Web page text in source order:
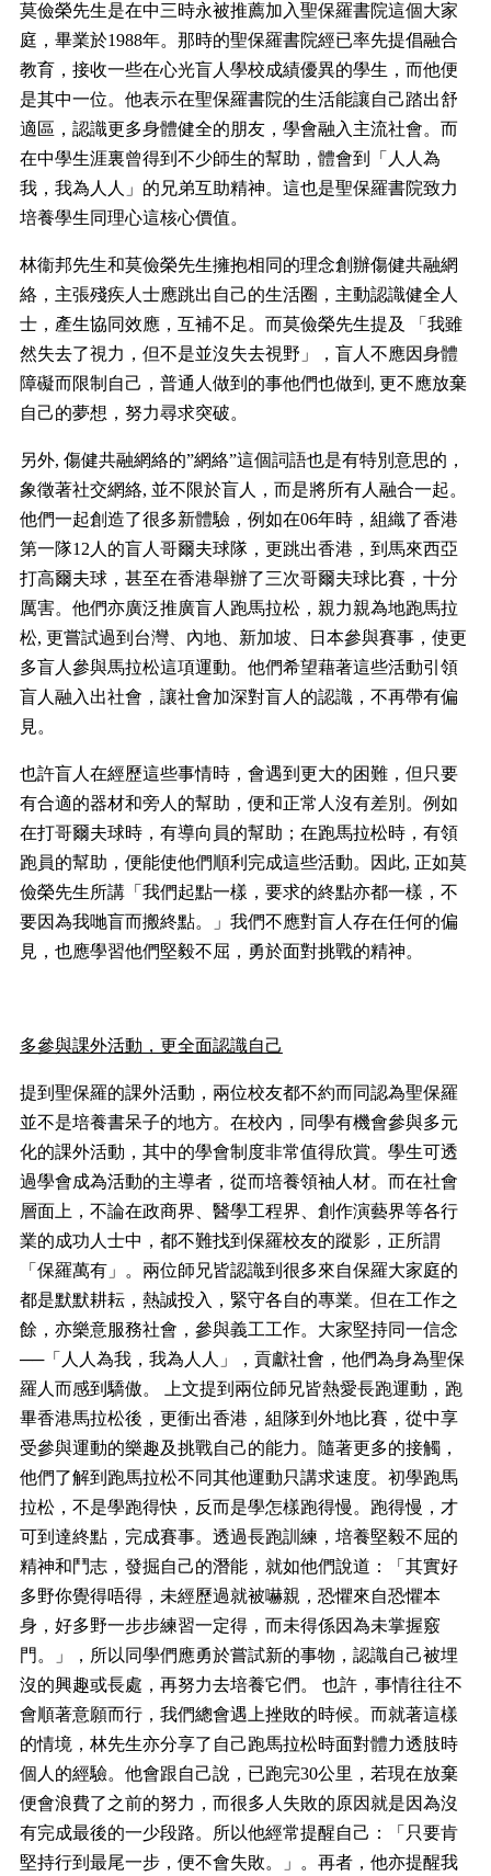
莫儉榮先生是在中三時永被推薦加入聖保羅書院這個大家
庭，畢業於1988年。那時的聖保羅書院經已率先提倡融合
教育，接收一些在心光盲人學校成績優異的學生，而他便
是其中一位。他表示在聖保羅書院的生活能讓自己踏出舒
適區，認識更多身體健全的朋友，學會融入主流社會。而
在中學生涯裏曾得到不少師生的幫助，體會到「人人為
我，我為人人」的兄弟互助精神。這也是聖保羅書院致力
培養學生同理心這核心價值。
林衞邦先生和莫儉榮先生擁抱相同的理念創辦傷健共融網
絡，主張殘疾人士應跳出自己的生活圈，主動認識健全人
士，產生協同效應，互補不足。而莫儉榮先生提及
「我雖
然失去了視力，但不是並沒失去視野」，盲人不應因身體
障礙而限制自己，普通人做到的事他們也做到 , 更不應放棄
自己的夢想，努力尋求突破。
另外, 傷健共融網絡的”網絡”這個詞語也是有特別意思的，
象徵著社交網絡, 並不限於盲人，而是將所有人融合一起。
他們一起創造了很多新體驗，例如在06年時，組織了香港
第一隊12 人的盲人哥爾夫球隊，更跳出香港，到馬來西亞
打高爾夫球，甚至在香港舉辦了三次哥爾夫球比賽，十分
厲害。他們亦廣泛推廣盲人跑馬拉松，親力親為地跑馬拉
松, 更嘗試過到台灣、內地、新加坡、日本參與賽事，使更
多盲人參與馬拉松這項運動。他們希望藉著這些活動引領
盲人融入出社會，讓社會加深對盲人的認識，不再帶有偏
見。
也許盲人在經歷這些事情時，會遇到更大的困難，但只要
有合適的器材和旁人的幫助，便和正常人沒有差別。例如
在打哥爾夫球時，有導向員的幫助；在跑馬拉松時，有領
跑員的幫助，便能使他們順利完成這些活動。因此, 正如莫
儉榮先生所講「我們起點一樣，要求的終點亦都一樣，不
要因為我哋盲而搬終點。」我們不應對盲人存在任何的偏
見，也應學習他們堅毅不屈，勇於面對挑戰的精神。
多參與課外活動，更全面認識自己
提到聖保羅的課外活動，兩位校友都不約而同認為聖保羅
並不是培養書呆子的地方。在校內，同學有機會參與多元
化的課外活動，其中的學會制度非常值得欣賞。學生可透
過學會成為活動的主導者，從而培養領袖人材。而在社會
層面上，不論在政商界、醫學工程界、創作演藝界等各行
業的成功人士中，都不難找到保羅校友的蹤影，正所謂
「保羅萬有」。兩位師兄皆認識到很多來自保羅大家庭的
都是默默耕耘，熱誠投入，緊守各自的專業。但在工作之
餘，亦樂意服務社會，參與義工工作。大家堅持同一信念
──「人人為我，我為人人」，貢獻社會，他們為身為聖保
羅人而感到驕傲。
上文提到兩位師兄皆熱愛長跑運動，跑
畢香港馬拉松後，更衝出香港，組隊到外地比賽，從中享
受參與運動的樂趣及挑戰自己的能力。隨著更多的接觸，
他們了解到跑馬拉松不同其他運動只講求速度。初學跑馬
拉松，不是學跑得快，反而是學怎樣跑得慢。跑得慢，才
可到達終點，完成賽事。透過長跑訓練，培養堅毅不屈的
精神和鬥志，發掘自己的潛能，就如他們說道：「其實好
多野你覺得唔得，未經歷過就被嚇親，恐懼來自恐懼本
身，好多野一步步練習一定得，而未得係因為未掌握竅
門。」，所以同學們應勇於嘗試新的事物，認識自己被埋
沒的興趣或長處，再努力去培養它們。
也許，事情往往不
會順著意願而行，我們總會遇上挫敗的時候。而就著這樣
的情境，林先生亦分享了自己跑馬拉松時面對體力透肢時
個人的經驗。他會跟自己說，已跑完30公里，若現在放棄
便會浪費了之前的努力，而很多人失敗的原因就是因為沒
有完成最後的一少段路。所以他經常提醒自己：「只要肯
堅持行到最尾一步，便不會失敗。」。再者，他亦提醒我